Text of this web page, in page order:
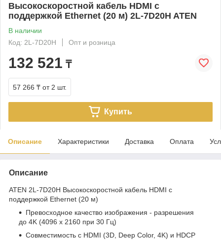
Высокоскоростной кабель HDMI с
поддержкой Ethernet (20 м) 2L-7D20H ATEN
В наличии
Код: 2L-7D20H
Опт и розница
132 521 ₸
57 266 ₸ от 2 шт.
Купить
Описание Характеристики Доставка Оплата
Описание
ATEN 2L-7D20H Высокоскоростной кабель HDMI с
поддержкой Ethernet (20 м)
Превосходное качество изображения - разрешения
до 4K (4096 x 2160 при 30 Гц)
Совместимость с HDMI (3D, Deep Color, 4K) и HDCP